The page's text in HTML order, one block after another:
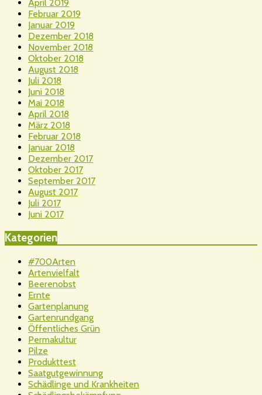
April 2019
Februar 2019
Januar 2019
Dezember 2018
November 2018
Oktober 2018
August 2018
Juli 2018
Juni 2018
Mai 2018
April 2018
März 2018
Februar 2018
Januar 2018
Dezember 2017
Oktober 2017
September 2017
August 2017
Juli 2017
Juni 2017
Kategorien
#700Arten
Artenvielfalt
Beerenobst
Ernte
Gartenplanung
Gartenrundgang
Öffentliches Grün
Permakultur
Pilze
Produkttest
Saatgutgewinnung
Schädlinge und Krankheiten